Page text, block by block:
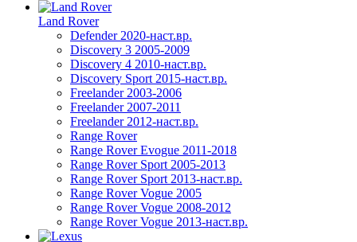
Land Rover
Defender 2020-наст.вр.
Discovery 3 2005-2009
Discovery 4 2010-наст.вр.
Discovery Sport 2015-наст.вр.
Freelander 2003-2006
Freelander 2007-2011
Freelander 2012-наст.вр.
Range Rover
Range Rover Evogue 2011-2018
Range Rover Sport 2005-2013
Range Rover Sport 2013-наст.вр.
Range Rover Vogue 2005
Range Rover Vogue 2008-2012
Range Rover Vogue 2013-наст.вр.